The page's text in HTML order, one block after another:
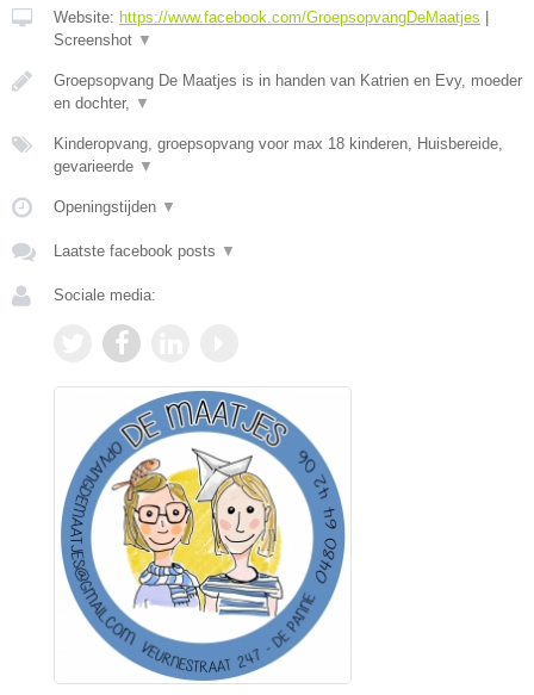
Website: https://www.facebook.com/GroepsopvangDeMaatjes
Screenshot ▼
Groepsopvang De Maatjes is in handen van Katrien en Evy, moeder
en dochter,
▼
Kinderopvang, groepsopvang voor max 18 kinderen, Huisbereide,
gevarieerde ▼
Openingstijden ▼
Laatste facebook posts ▼
Sociale media: